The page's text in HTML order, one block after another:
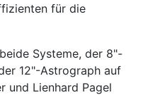
für die
Systeme, der 8"-
12"-Astrograph auf
und Lienhard Pagel